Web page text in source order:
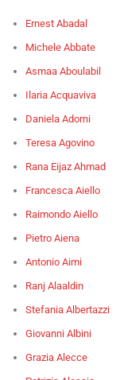
Ernest Abadal
Michele Abbate
Asmaa Aboulabil
Ilaria Acquaviva
Daniela Adorni
Teresa Agovino
Rana Eijaz Ahmad
Francesca Aiello
Raimondo Aiello
Pietro Aiena
Antonio Aimi
Ranj Alaaldin
Stefania Albertazzi
Giovanni Albini
Grazia Alecce